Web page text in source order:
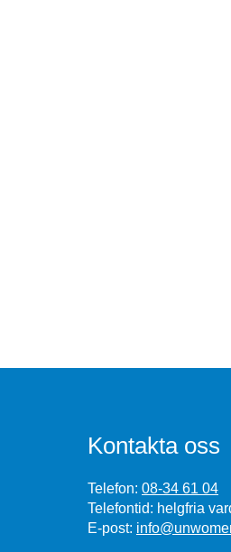
Kontakta oss
Telefon: 08-34 61 04
Telefontid: helgfria
E-post: